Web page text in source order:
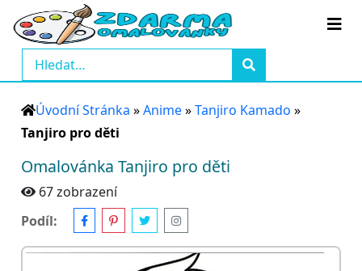
Úvodní Stránka »Anime»Tanjiro Kamado »
Tanjiro pro děti
Omalovánka Tanjiro pro děti
67 zobrazení
Podíl: